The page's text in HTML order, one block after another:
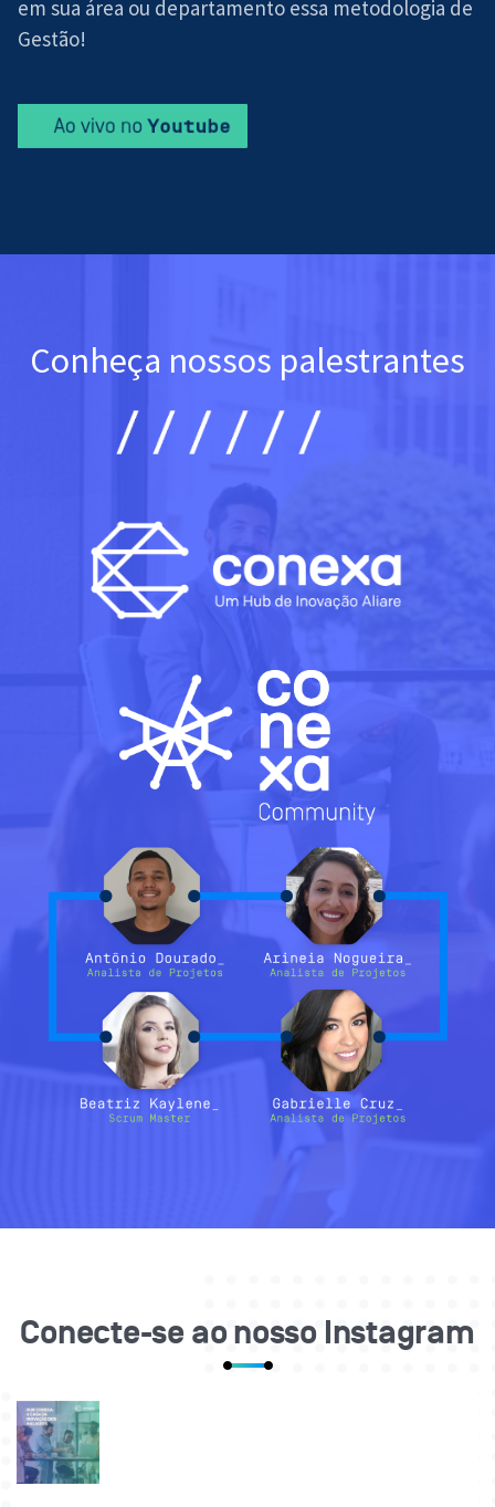
em sua área ou departamento essa metodologia de
Gestão!
Conheça nossos palestrantes
Conecte-se ao nosso Instagram